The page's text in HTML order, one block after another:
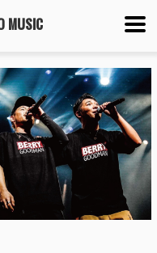
MUSIC